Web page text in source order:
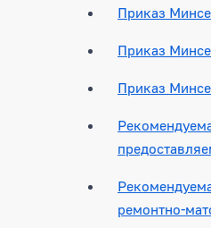
Приказ
Приказ
Приказ
ремонтно-